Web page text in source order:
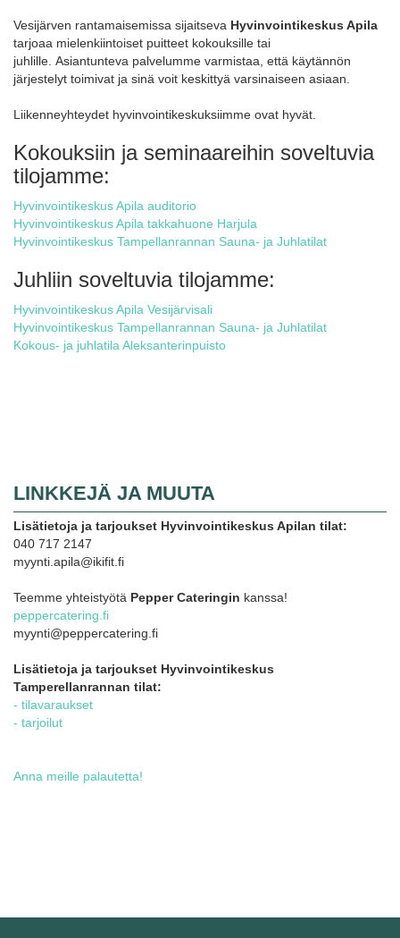
Vesijärven rantamaisemissa sijaitseva Hyvinvointikeskus Apila
tarjoaa mielenkiintoiset puitteet kokouksille tai
juhlille. Asiantunteva palvelumme varmistaa, että käytännön
järjestelyt toimivat ja sinä voit keskittyä varsinaiseen asiaan.
Liikenneyhteydet hyvinvointikeskuksiimme ovat hyvät.
Kokouksiin ja seminaareihin soveltuvia
tilojamme:
Hyvinvointikeskus Apila auditorio
Hyvinvointikeskus Apila takkahuone Harjula
Hyvinvointikeskus Tampellanrannan Sauna- ja Juhlatilat
Juhliin soveltuvia tilojamme:
Hyvinvointikeskus Apila Vesijärvisali
Hyvinvointikeskus Tampellanrannan Sauna- ja Juhlatilat
Kokous- ja juhlatila Aleksanterinpuisto
LINKKEJÄ JA MUUTA
Lisätietoja ja tarjoukset Hyvinvointikeskus Apilan tilat:
040 717 2147
myynti.apila@ikifit.fi
Teemme yhteistyötä Pepper Cateringin kanssa!
peppercatering.fi
myynti@peppercatering.fi
Lisätietoja ja tarjoukset Hyvinvointikeskus
Tamperellanrannan tilat:
- tilavaraukset
- tarjoilut
Anna meille palautetta!